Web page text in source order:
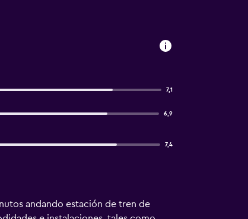
7,1
6,9
7,4
andando estación de tren de